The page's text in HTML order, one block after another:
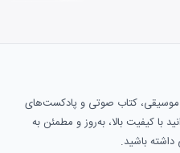
موسیقی، کتاب صوتی و پادکست‌های
با کیفیت بالا، به‌روز و مطمئن به
باشید.